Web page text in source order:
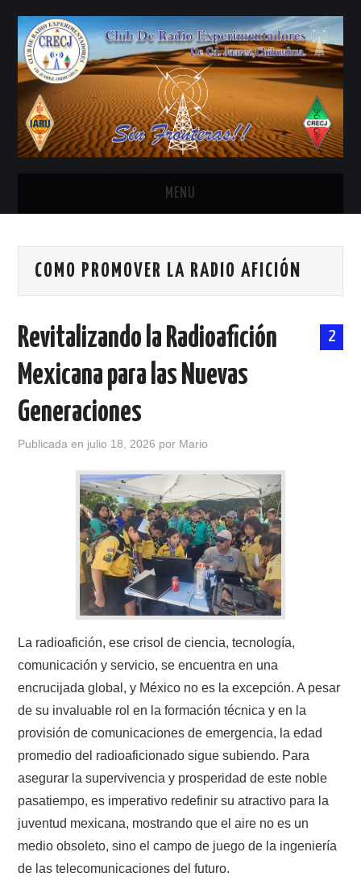
MENU
ANTENAS Y ACCESORIOS
HISTORIA DE LA RADIO
IMÁGENES CRECJ
LA PULGA MERCANTE
LITERATURA DE LA RADIO
MIEMBROS ORIGINALES
MODOS DIGITALES
MORSE CW APRENDE Y MAS
NUESTRAS ACTIVIDADES !
PLAN DE BANDAS DE
RADIOAFICIONADOS EN MEXICO
COMO PROMOVER LA RADIO AFICIÓN
2
Revitalizando la Radioafición
Mexicana para las Nuevas
Generaciones
Publicada en julio 18, 2026 por Mario
La radioafición, ese crisol de ciencia, tecnología,
comunicación y servicio, se encuentra en una
encrucijada global, y México no es la excepción. A pesar
de su invaluable rol en la formación técnica y en la
provisión de comunicaciones de emergencia, la edad
promedio del radioaficionado sigue subiendo. Para
asegurar la supervivencia y prosperidad de este noble
pasatiempo, es imperativo redefinir su atractivo para la
juventud mexicana, mostrando que el aire no es un
medio obsoleto, sino el campo de juego de la ingeniería
de las telecomunicaciones del futuro.